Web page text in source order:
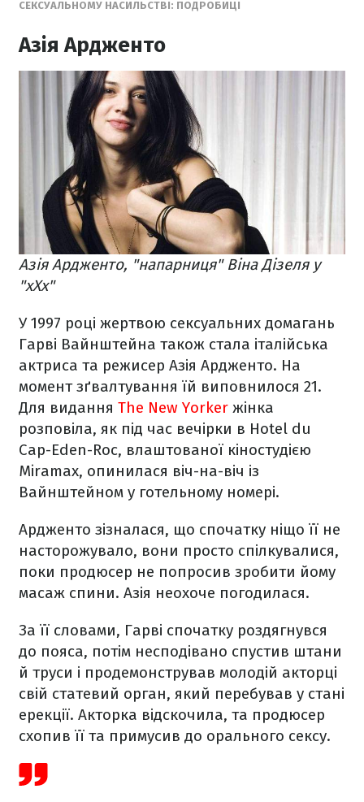
СЕКСУАЛЬНОМУ НАСИЛЬСТВІ: ПОДРОБИЦІ
Азія Ардженто
Азія Ардженто, "напарниця" Віна Дізеля у
"xXx"
У 1997 році жертвою сексуальних домагань
Гарві Вайнштейна також стала італійська
актриса та режисер Азія Ардженто. На
момент зґвалтування їй виповнилося 21.
Для видання The New Yorker жінка
розповіла, як під час вечірки в Hotel du
Cap-Eden-Roc, влаштованої кіностудією
Miramax, опинилася віч-на-віч із
Вайнштейном у готельному номері.
Ардженто зізналася, що спочатку ніщо її не
насторожувало, вони просто спілкувалися,
поки продюсер не попросив зробити йому
масаж спини. Азія неохоче погодилася.
За її словами, Гарві спочатку роздягнувся
до пояса, потім несподівано спустив штани
й труси і продемонстрував молодій акторці
свій статевий орган, який перебував у стані
ерекції. Акторка відскочила, та продюсер
схопив її та примусив до орального сексу.